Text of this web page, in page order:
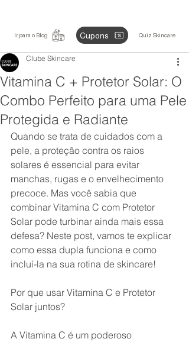
Ir para o Blog Cupons Quiz Skincare
Vitamina C + Protetor Solar: O
Combo Perfeito para uma Pele
Protegida e Radiante
Clube Skincare
Quando se trata de cuidados com a
pele, a proteção contra os raios
solares é essencial para evitar
manchas, rugas e o envelhecimento
precoce. Mas você sabia que
combinar Vitamina C com Protetor
Solar pode turbinar ainda mais essa
defesa? Neste post, vamos te explicar
como essa dupla funciona e como
incluí-la na sua rotina de skincare!
Por que usar Vitamina C e Protetor
Solar juntos?
A Vitamina C é um poderoso